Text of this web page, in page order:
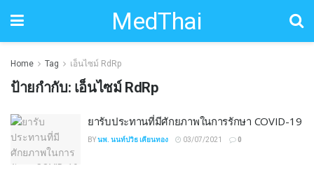
MedThai
Home Tag เอ็นไซม์ RdRp
ป้ายกำกับ: เอ็นไซม์ RdRp
ยารับประทานที่มีศักยภาพในการรักษา COVID-19
BYนพ. นนท์ปวิธ เคียนทอง 03/07/2021 0